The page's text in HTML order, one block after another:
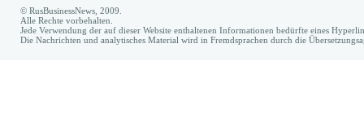
© RusBusinessNews, 2009.
Alle Rechte vorbehalten.
Jede Verwendung der auf dieser Website enthaltenen Informationen bedürfte eines
Die Nachrichten und analytisches Material wird in Fremdsprachen durch die